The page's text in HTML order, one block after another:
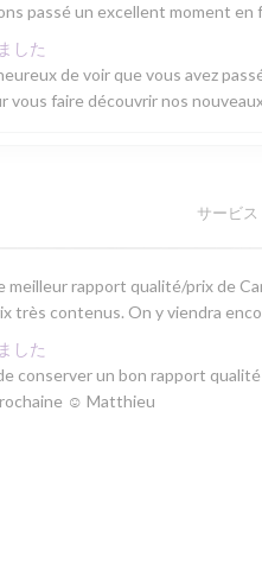
passé un excellent moment
した
de voir que vous avez
vous faire découvrir nos
サービス
rapport qualité/prix de
très contenus. On y viendra
した
conserver un bon rapport
☺ Matthieu